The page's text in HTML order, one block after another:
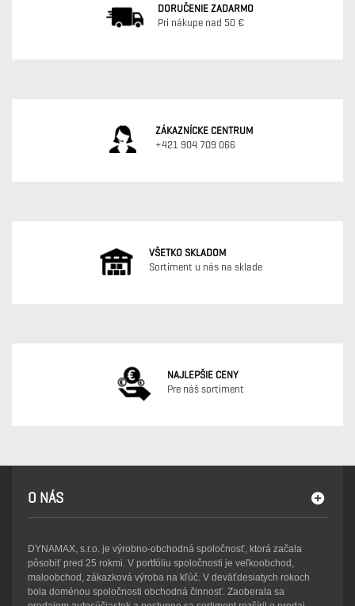
DORUČENIE ZADARMO
Pri nákupe nad 50 €
ZÁKAZNÍCKE CENTRUM
+421 904 709 066
VŠETKO SKLADOM
Sortiment u nás na sklade
NAJLEPŠIE CENY
Pre náš sortiment
O NÁS
DYNAMAX, s.r.o. je výrobno-obchodná spoločnosť, ktorá začala
pôsobiť pred 25 rokmi. V portfóliu spoločnosti je veľkoobchod,
maloobchod, zákazková výroba na kľúč. V deväťdesiatych rokoch
bola doménou spoločnosti obchodná činnosť. Zaoberala sa